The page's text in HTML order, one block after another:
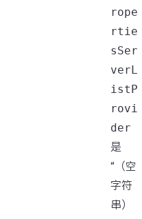
rope
rtie
sSer
verL
istP
rovi
der
是
“（空
字符
串）